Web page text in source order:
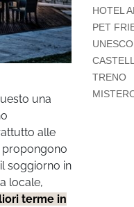
una
alle
propongono
soggiorno in
locale,
terme in
HOTEL
PET
UNESCO
TRENO